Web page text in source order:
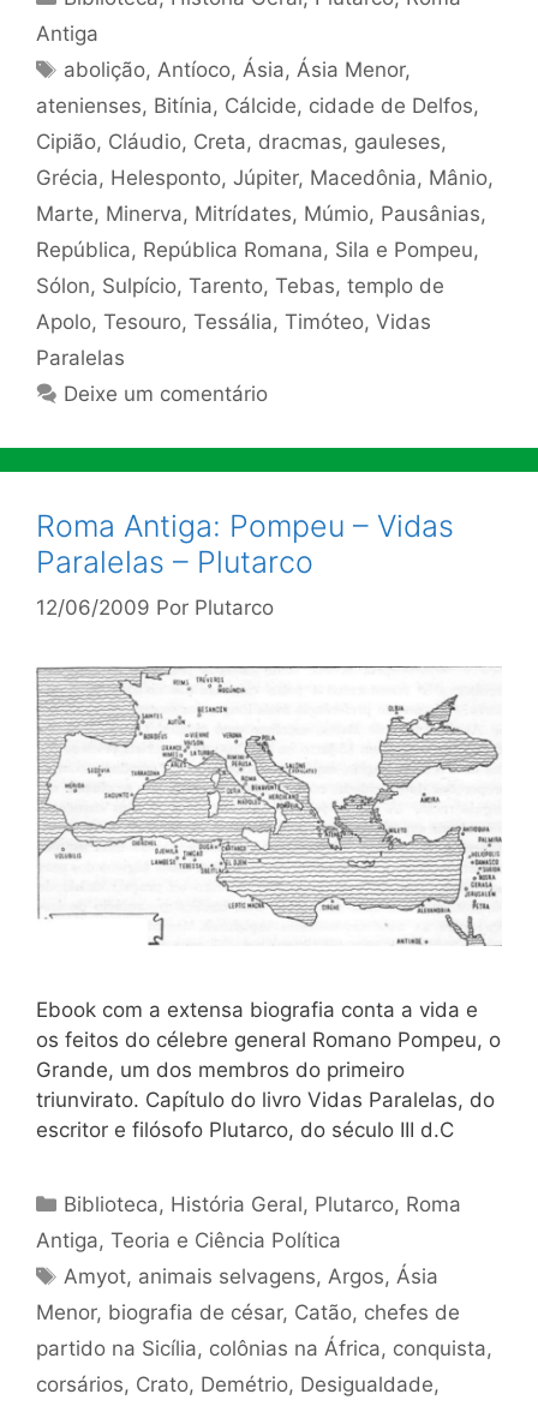
Antiga
Tags
abolição, Antíoco, Ásia, Ásia Menor,
atenienses, Bitínia, Cálcide, cidade de Delfos,
Cipião, Cláudio, Creta, dracmas, gauleses,
Grécia, Helesponto, Júpiter, Macedônia, Mânio,
Marte, Minerva, Mitrídates, Múmio, Pausânias,
República, República Romana, Sila e Pompeu,
Sólon, Sulpício, Tarento, Tebas, templo de
Apolo, Tesouro, Tessália, Timóteo, Vidas
Paralelas
Deixe um comentário
Roma Antiga: Pompeu – Vidas
Paralelas – Plutarco
12/06/2009 Por Plutarco
Ebook com a extensa biografia conta a vida e
os feitos do célebre general Romano Pompeu, o
Grande, um dos membros do primeiro
triunvirato. Capítulo do livro Vidas Paralelas, do
escritor e filósofo Plutarco, do século III d.C
Categorias
Biblioteca, História Geral, Plutarco, Roma
Antiga, Teoria e Ciência Política
Tags
Amyot, animais selvagens, Argos, Ásia
Menor, biografia de césar, Catão, chefes de
partido na Sicília, colônias na África, conquista,
corsários, Crato, Demétrio, Desigualdade,